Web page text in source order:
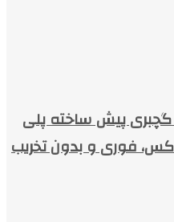
گچبری پیش ساخته پلی
فوری و بدون تخریب